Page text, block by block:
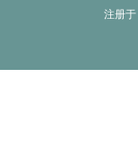
注册于